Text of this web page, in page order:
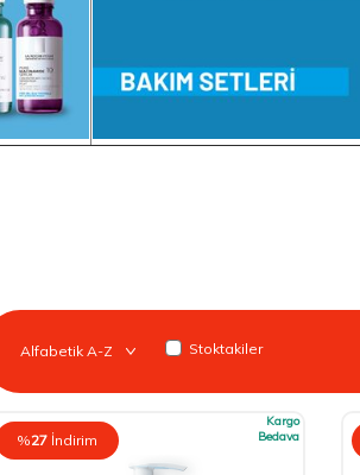
Stoktakiler
%27 İndirim
Kargo
Bedava